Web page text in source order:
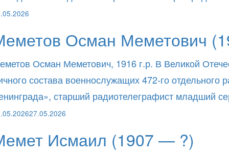
Осман Меметович
Осман Меметович, 1916 г.р. В Великой
состава военнослужащих 472-го
старший радиотелеграфист младший
27.05.2026
Исмаил (1907 — ?)